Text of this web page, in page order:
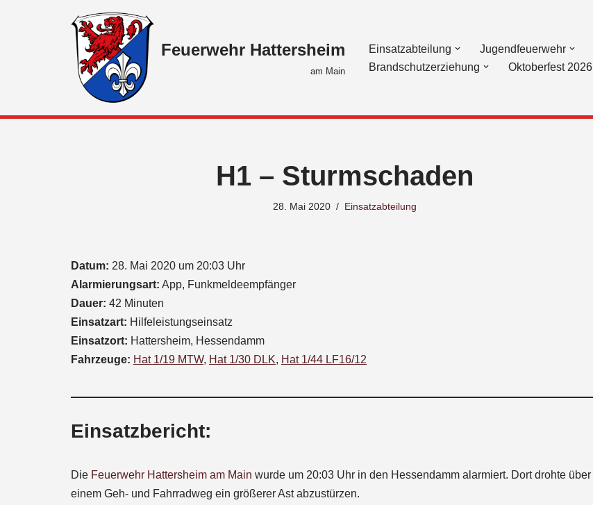
Feuerwehr Hattersheim
am Main
Einsatzabteilung Jugendfeuerwehr
Brandschutzerziehung
Oktoberfest 2026
H1 – Sturmschaden
28. Mai 2020 Einsatzabteilung
Datum: 28. Mai 2020 um 20:03 Uhr
Alarmierungsart: App, Funkmeldeempfänger
Dauer: 42 Minuten
Einsatzart: Hilfeleistungseinsatz
Einsatzort: Hattersheim, Hessendamm
Fahrzeuge: Hat 1/19 MTW, Hat 1/30 DLK, Hat 1/44 LF16/12
Einsatzbericht:
Die Feuerwehr Hattersheim am Main wurde um 20:03 Uhr in den Hessendamm alarmiert. Dort drohte über
einem Geh- und Fahrradweg ein größerer Ast abzustürzen.